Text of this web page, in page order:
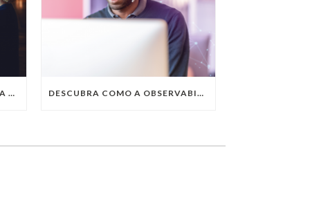
QUAIS SÃO AS TENDÊNCIAS DA TECNOLOGIA DA INFORMAÇÃO PARA 2023? DESCUBRA COMO A OBSERVABILITY IMPULSIONA O SUCESSO DO SEU NEGÓCIO